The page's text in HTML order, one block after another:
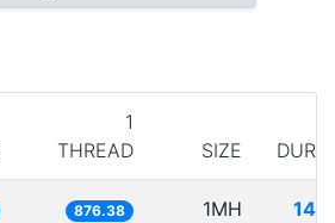
1
THREAD
SIZE
876.38 1MH